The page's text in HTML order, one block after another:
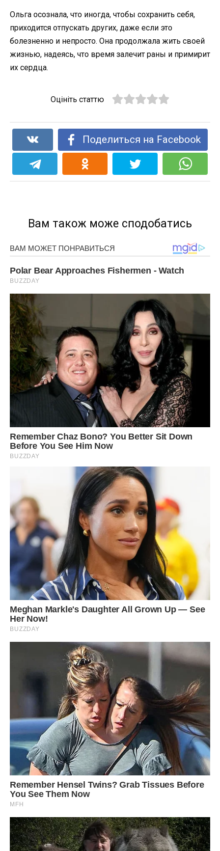
Ольга осознала, что иногда, чтобы сохранить себя,
приходится отпускать других, даже если это
болезненно и непросто. Она продолжала жить своей
жизнью, надеясь, что время залечит раны и примирит
их сердца.
Оцініть статтю
Поделиться на Facebook
Вам також може сподобатись